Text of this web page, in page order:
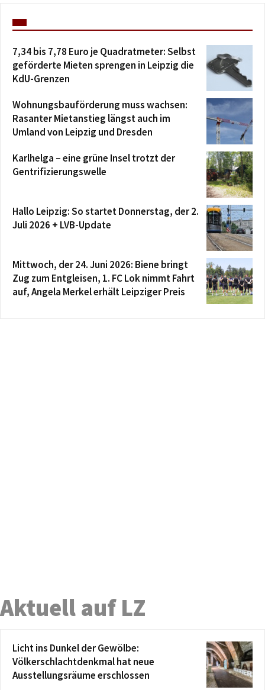
7,34 bis 7,78 Euro je Quadratmeter: Selbst
geförderte Mieten sprengen in Leipzig die
KdU-Grenzen
Wohnungsbauförderung muss wachsen:
Rasanter Mietanstieg längst auch im
Umland von Leipzig und Dresden
Karlhelga – eine grüne Insel trotzt der
Gentrifizierungswelle
Hallo Leipzig: So startet Donnerstag, der 2.
Juli 2026 + LVB-Update
Mittwoch, der 24. Juni 2026: Biene bringt
Zug zum Entgleisen, 1. FC Lok nimmt Fahrt
auf, Angela Merkel erhält Leipziger Preis
Aktuell auf LZ
Licht ins Dunkel der Gewölbe:
Völkerschlachtdenkmal hat neue
Ausstellungsräume erschlossen